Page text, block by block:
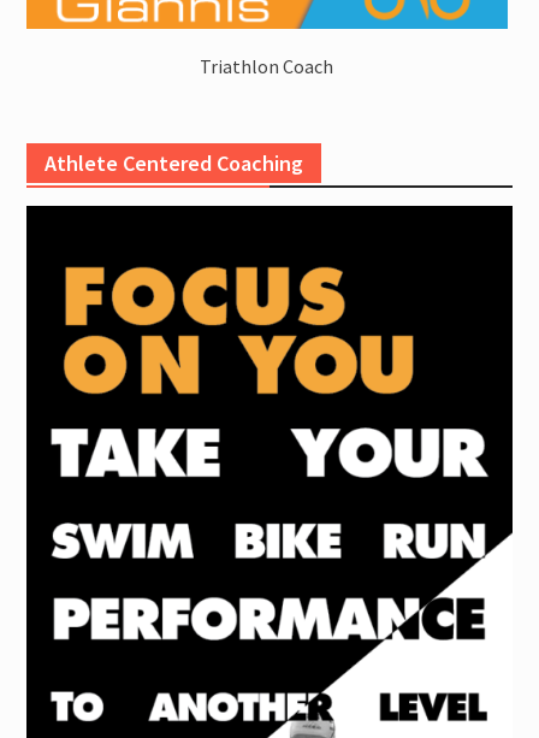
Triathlon Coach
Athlete Centered Coaching